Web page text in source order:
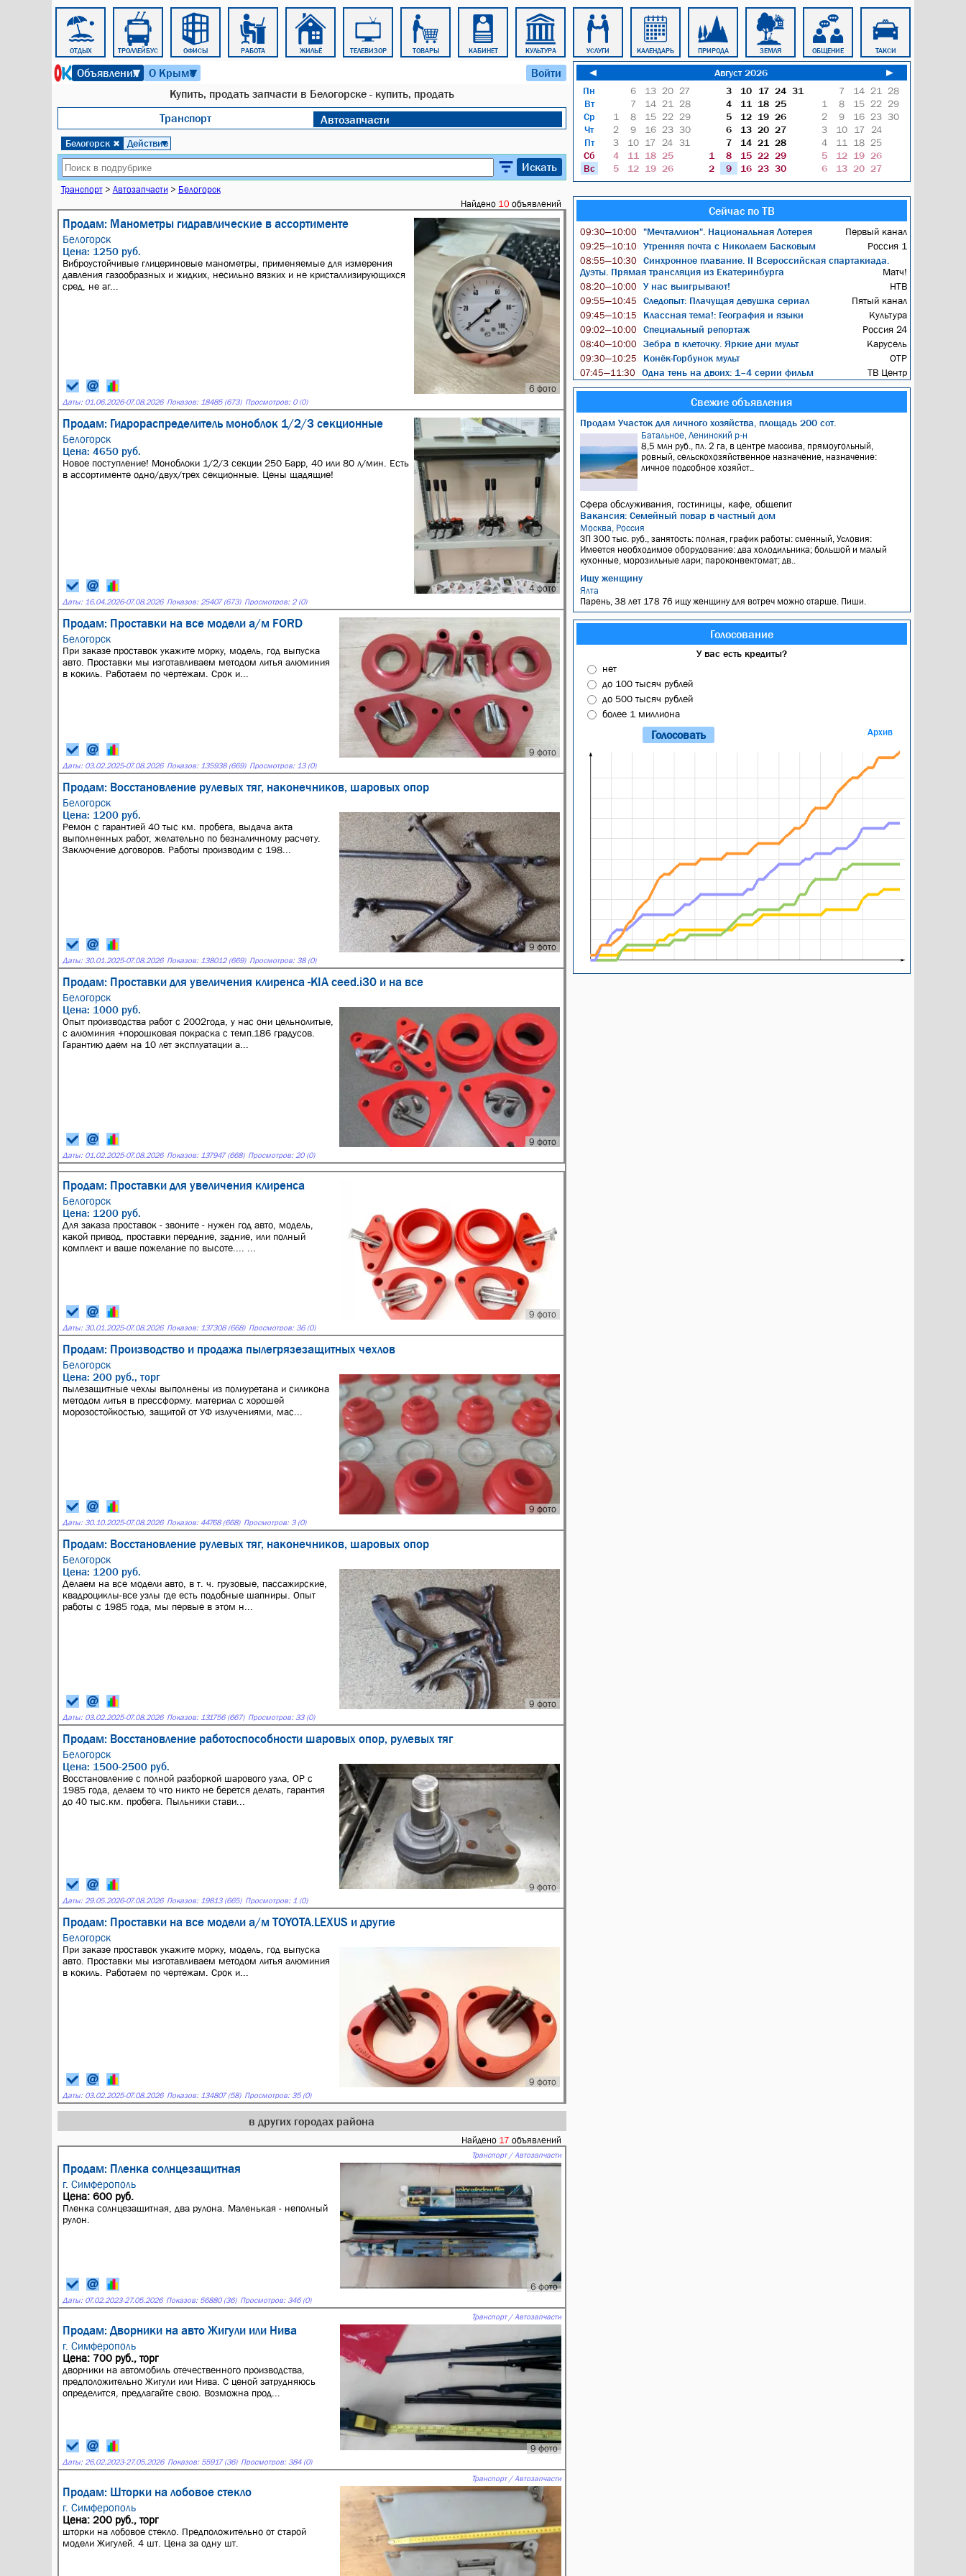
ОТДЫХ ТРОЛЛЕЙБУС ОФИСЫ РАБОТА ЖИЛЬЁ ТЕЛЕВИЗОР ТОВАРЫ КАБИНЕТ КУЛЬТУРА УСЛУГИ КАЛЕНДАРЬ ПРИРОДА ЗЕМЛЯ ОБЩЕНИЕ ТАКСИ
Объявления
▼ О Крыме
▼ Войти
Купить, продать запчасти в Белогорске - купить, продать
Транспорт
Автозапчасти
Белогорск ✖ Действие
▼
Искать
Транспорт> Автозапчасти > Белогорск
Найдено 10 объявлений
Продам: Манометры гидравлические в ассортименте
Белогорск
6 фото
Цена: 1250 руб.
Виброустойчивые глицериновые манометры, применяемые для измерения
давления газообразных и жидких, несильно вязких и не кристаллизирующихся
сред, не аг...
Даты: 01.06.2026-07.08.2026 Показов: 18485 (673) Просмотров: 0 (0)
Продам: Гидрораспределитель моноблок 1/2/3 секционные
Белогорск
4 фото
Цена: 4650 руб.
Новое поступление! Моноблоки 1/2/3 секции 250 Барр, 40 или 80 л/мин. Есть
в ассортименте одно/двух/трех секционные. Цены щадящие!
Даты: 16.04.2026-07.08.2026 Показов: 25407 (673) Просмотров: 2 (0)
Продам: Проставки на все модели а/м FORD
Белогорск
9 фото
При заказе проставок укажите морку, модель, год выпуска
авто. Проставки мы изготавливаем методом литья алюминия
в кокиль. Работаем по чертежам. Срок и...
Даты: 03.02.2025-07.08.2026 Показов: 135938 (669) Просмотров: 13 (0)
Продам: Восстановление рулевых тяг, наконечников, шаровых опор
Белогорск
9 фото
Цена: 1200 руб.
Ремон с гарантией 40 тыс км. пробега, выдача акта
выполненных работ, желательно по безналичному расчету.
Заключение договоров. Работы производим с 198...
Даты: 30.01.2025-07.08.2026 Показов: 138012 (669) Просмотров: 38 (0)
Продам: Проставки для увеличения клиренса -KIA ceed.i30 и на все
Белогорск
9 фото
Цена: 1000 руб.
Опыт производства работ с 2002года, у нас они цельнолитые,
с алюминия +порошковая покраска с темп.186 градусов.
Гарантию даем на 10 лет эксплуатации а...
Даты: 01.02.2025-07.08.2026 Показов: 137947 (668) Просмотров: 20 (0)
Продам: Проставки для увеличения клиренса
Белогорск
9 фото
Цена: 1200 руб.
Для заказа проставок - звоните - нужен год авто, модель,
какой привод, проставки передние, задние, или полный
комплект и ваше пожелание по высоте.... ...
Даты: 30.01.2025-07.08.2026 Показов: 137308 (668) Просмотров: 36 (0)
Продам: Производство и продажа пылегрязезащитных чехлов
Белогорск
9 фото
Цена: 200 руб., торг
пылезащитные чехлы выполнены из полиуретана и силикона
методом литья в прессформу. материал с хорошей
морозостойкостью, защитой от УФ излучениями, мас...
Даты: 30.10.2025-07.08.2026 Показов: 44768 (668) Просмотров: 3 (0)
Продам: Восстановление рулевых тяг, наконечников, шаровых опор
Белогорск
9 фото
Цена: 1200 руб.
Делаем на все модели авто, в т. ч. грузовые, пассажирские,
квадроциклы-все узлы где есть подобные шапниры. Опыт
работы с 1985 года, мы первые в этом н...
Даты: 03.02.2025-07.08.2026 Показов: 131756 (667) Просмотров: 33 (0)
Продам: Восстановление работоспособности шаровых опор, рулевых тяг
Белогорск
9 фото
Цена: 1500-2500 руб.
Восстановление с полной разборкой шарового узла, ОР с
1985 года, делаем то что никто не берется делать, гарантия
до 40 тыс.км. пробега. Пыльники стави...
Даты: 29.05.2026-07.08.2026 Показов: 19813 (665) Просмотров: 1 (0)
Продам: Проставки на все модели а/м TOYOTA.LEXUS и другие
Белогорск
9 фото
При заказе проставок укажите морку, модель, год выпуска
авто. Проставки мы изготавливаем методом литья алюминия
в кокиль. Работаем по чертежам. Срок и...
Даты: 03.02.2025-07.08.2026 Показов: 134807 (58) Просмотров: 35 (0)
в других городах района
Найдено 17 объявлений
Транспорт / Автозапчасти
Продам: Пленка солнцезащитная
г. Симферополь
6 фото
Цена: 600 руб.
Пленка солнцезащитная, два рулона. Маленькая - неполный
рулон.
Даты: 07.02.2023-27.05.2026 Показов: 56880 (36) Просмотров: 346 (0)
Транспорт / Автозапчасти
Продам: Дворники на авто Жигули или Нива
г. Симферополь
9 фото
Цена: 700 руб., торг
дворники на автомобиль отечественного производства,
предположительно Жигули или Нива. С ценой затрудняюсь
определится, предлагайте свою. Возможна прод...
Даты: 26.02.2023-27.05.2026 Показов: 55917 (36) Просмотров: 384 (0)
Транспорт / Автозапчасти
Продам: Шторки на лобовое стекло
г. Симферополь
Цена: 200 руб., торг
шторки на лобовое стекло. Предположительно от старой
модели Жигулей. 4 шт. Цена за одну шт.
◄ Август 2026
►
Пн
Вт
Ср
Чт
Пт
Сб
Вс
6 13 20 27
7
14 21
28
1
8 15 22 29
2
9 16 23 30
3
10 17 24 31
4
11 18 25
5
12 19 26
3 10 17 24 31
4
11 18 25
5
12 19 26
6
13 20 27
7
14 21
28
1
8 15 22 29
2
9 16 23 30
7 14 21
28
1
8 15 22 29
2
9 16 23 30
3
10 17
24
4
11 18 25
5
12 19 26
6
13 20 27
Сейчас по ТВ
09:30—10:00 "Мечталлион". Национальная Лотерея Первый канал
09:25—10:10 Утренняя почта с Николаем Басковым Россия 1
08:55—10:30
Синхронное плавание. II Всероссийская спартакиада.
Дуэты. Прямая трансляция из Екатеринбурга
Матч!
08:20—10:00 У нас выигрывают! НТВ
09:55—10:45 Следопыт: Плачущая девушка сериал Пятый канал
09:45—10:15 Классная тема!: География и языки Культура
09:02—10:00 Специальный репортаж Россия 24
08:40—10:00 Зебра в клеточку. Яркие дни мульт Карусель
09:30—10:25 Конёк-Горбунок мульт ОТР
07:45—11:30 Одна тень на двоих: 1–4 серии фильм ТВ Центр
Свежие объявления
Продам Участок для личного хозяйства, площадь 200 сот.
Батальное, Ленинский р-н
8,5 млн руб., пл. 2 га, в центре массива, прямоугольный,
ровный, сельскохозяйственное назначение, назначение:
личное подсобное хозяйст..
Сфера обслуживания, гостиницы, кафе, общепит
Вакансия: Семейный повар в частный дом
Москва, Россия
ЗП 300 тыс. руб., занятость: полная, график работы: сменный, Условия:
Имеется необходимое оборудование: два холодильника; большой и малый
кухонные, морозильные лари; пароконвектомат; дв..
Ищу женщину
Ялта
Парень, 38 лет 178 76 ищу женщину для встреч можно старше. Пиши.
Голосование
У вас есть кредиты?
нет
до 100 тысяч рублей
до 500 тысяч рублей
более 1 миллиона
Архив